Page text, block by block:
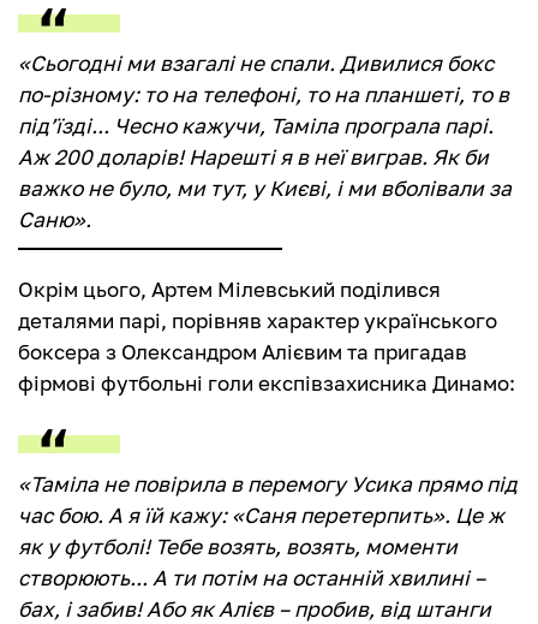
«Сьогодні ми взагалі не спали. Дивилися бокс
по-різному: то на телефоні, то на планшеті, то в
під’їзді... Чесно кажучи, Таміла програла парі.
Аж 200 доларів! Нарешті я в неї виграв. Як би
важко не було, ми тут, у Києві, і ми вболівали за
Саню».
Окрім цього, Артем Мілевський поділився
деталями парі, порівняв характер українського
боксера з Олександром Алієвим та пригадав
фірмові футбольні голи експівзахисника Динамо:
«Таміла не повірила в перемогу Усика прямо під
час бою. А я їй кажу: «Саня перетерпить». Це ж
як у футболі! Тебе возять, возять, моменти
створюють... А ти потім на останній хвилині –
бах, і забив! Або як Алієв – пробив, від штанги